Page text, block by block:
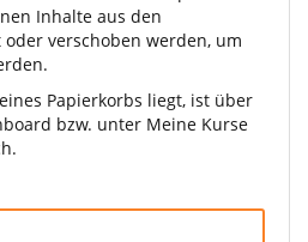
Inhalte aus den
verschoben werden, um
Papierkorbs liegt, ist über
bzw. unter Meine Kurse